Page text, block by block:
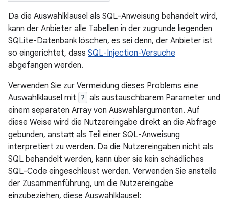
Da die Auswahlklausel als SQL-Anweisung behandelt wird,
kann der Anbieter alle Tabellen in der zugrunde liegenden
SQLite-Datenbank löschen, es sei denn, der Anbieter ist
so eingerichtet, dass SQL-Injection-Versuche
abgefangen werden.
Verwenden Sie zur Vermeidung dieses Problems eine
Auswahlklausel mit ? als austauschbarem Parameter und
einem separaten Array von Auswahlargumenten. Auf
diese Weise wird die Nutzereingabe direkt an die Abfrage
gebunden, anstatt als Teil einer SQL-Anweisung
interpretiert zu werden. Da die Nutzereingaben nicht als
SQL behandelt werden, kann über sie kein schädliches
SQL-Code eingeschleust werden. Verwenden Sie anstelle
der Zusammenführung, um die Nutzereingabe
einzubeziehen, diese Auswahlklausel: